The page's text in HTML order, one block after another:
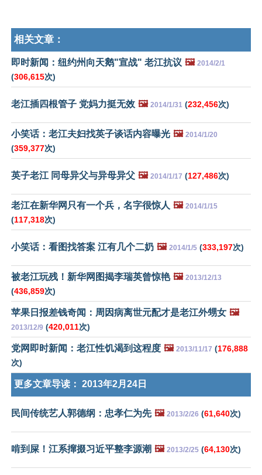
相关文章：
即时新闻：纽约州向天鹅"宣战" 老江抗议 🖼️ 2014/2/1
(306,615次)
老江插四根管子 党妈力挺无效 🖼️ 2014/1/31 (232,456次)
小笑话：老江夫妇找英子谈话内容曝光 🖼️ 2014/1/20
(359,377次)
英子老江 同母异父与异母异父 🖼️ 2014/1/17 (127,486次)
老江在新华网只有一个兵，名字很惊人 🖼️ 2014/1/15
(117,318次)
小笑话：看图找答案 江有几个二奶 🖼️ 2014/1/5 (333,197次)
被老江玩残！新华网图揭李瑞英曾惊艳 🖼️ 2013/12/13
(436,859次)
苹果日报差钱奇闻：周因病离世元配才是老江外甥女 🖼️
2013/12/9 (420,011次)
党网即时新闻：老江性饥渴到这程度 🖼️ 2013/11/17 (176,888
次)
更多文章导读： 2013年2月24日
民间传统艺人郭德纲：忠孝仁为先 🖼️ 2013/2/26 (61,640次)
啃到屎！江系撺掇习近平整李源潮 🖼️ 2013/2/25 (64,130次)